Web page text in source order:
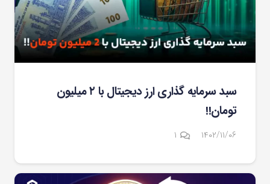
سبد سرمایه گذاری ارز دیجیتال با ۲ میلیون
تومان!!
۱۴۰۲/۱۱/۰۶ ۱دیدگاه